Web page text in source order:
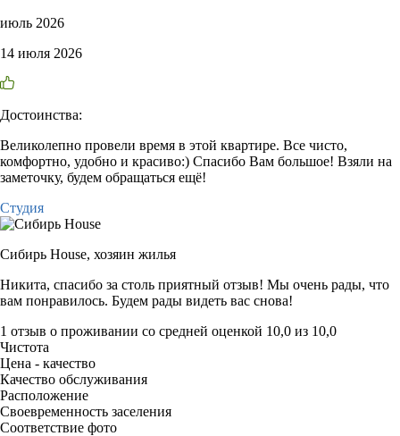
июль 2026
14 июля 2026
Достоинства:
Великолепно провели время в этой квартире. Все чисто,
комфортно, удобно и красиво:) Спасибо Вам большое! Взяли на
заметочку, будем обращаться ещё!
Студия
Сибирь House, хозяин жилья
Никита, спасибо за столь приятный отзыв! Мы очень рады, что
вам понравилось. Будем рады видеть вас снова!
1 отзыв о проживании со средней оценкой 10,0 из 10,0
Чистота
Цена - качество
Качество обслуживания
Расположение
Своевременность заселения
Соответствие фото